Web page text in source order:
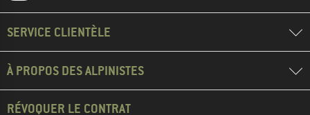
SERVICE CLIENTÈLE
À PROPOS DES ALPINISTES
RÉVOQUER LE CONTRAT